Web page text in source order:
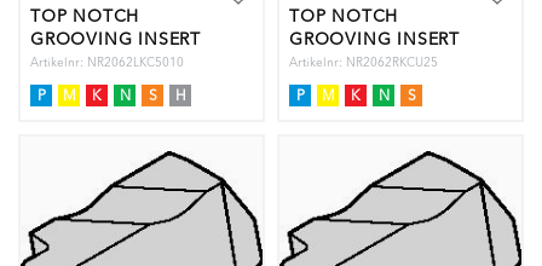
TOP NOTCH
GROOVING INSERT
Artikelnr: NR2062LKC5010
P M K N S H
TOP NOTCH
GROOVING INSERT
Artikelnr: NR2062RKCU25
P M K N S